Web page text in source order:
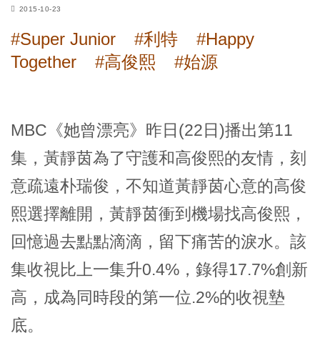
2015-10-23
#Super Junior #利特
#Happy
Together
#高俊熙 #始源
MBC 《她曾漂亮》 昨日(22日)播出第11
集，黃靜茵為了守護和高俊熙的友情，刻
意疏遠朴瑞俊，不知道黃靜茵心意的高俊
熙選擇離開，黃靜茵衝到機場找高俊熙，
回憶過去點點滴滴，留下痛苦的淚水。該
集收視比上一集升0.4%，錄得17.7%創新
高，成為同時段的第一位.2%的收視墊
底。